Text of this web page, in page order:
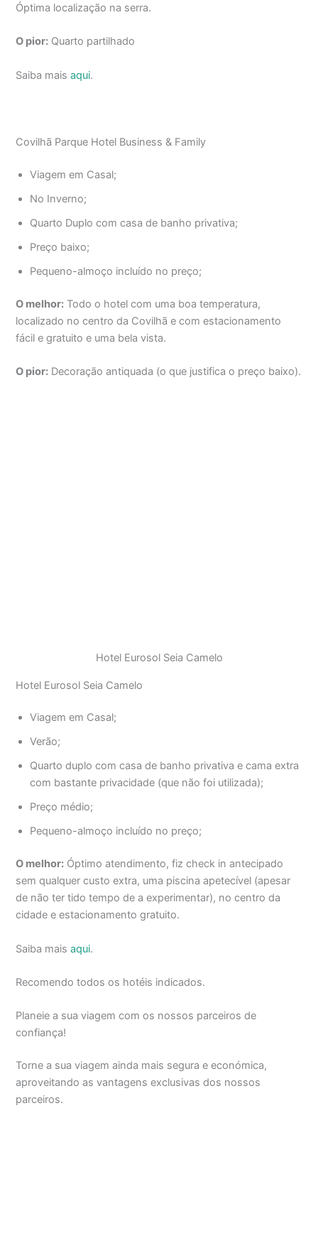
Óptima localização na serra.
O pior: Quarto partilhado
Saiba maisaqui.
Covilhã Parque Hotel Business & Family
Viagem em Casal;
No Inverno;
Quarto Duplo com casa de banho privativa;
Preço baixo;
Pequeno-almoço incluído no preço;
O melhor: Todo o hotel com uma boa temperatura,
localizado no centro da Covilhã e com estacionamento
fácil e gratuito e uma bela vista.
O pior: Decoração antiquada (o que justifica o preço baixo).
Hotel Eurosol Seia Camelo
Hotel Eurosol Seia Camelo
Viagem em Casal;
Verão;
Quarto duplo com casa de banho privativa e cama extra
com bastante privacidade (que não foi utilizada);
Preço médio;
Pequeno-almoço incluído no preço;
O melhor: Óptimo atendimento, fiz check in antecipado
sem qualquer custo extra, uma piscina apetecível (apesar
de não ter tido tempo de a experimentar), no centro da
cidade e estacionamento gratuito.
Saiba maisaqui.
Recomendo todos os hotéis indicados.
Planeie a sua viagem com os nossos parceiros de
confiança!
Torne a sua viagem ainda mais segura e económica,
aproveitando as vantagens exclusivas dos nossos
parceiros.